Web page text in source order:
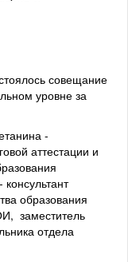
совещание
уровне за
-
аттестации и
образования
заместитель
отдела